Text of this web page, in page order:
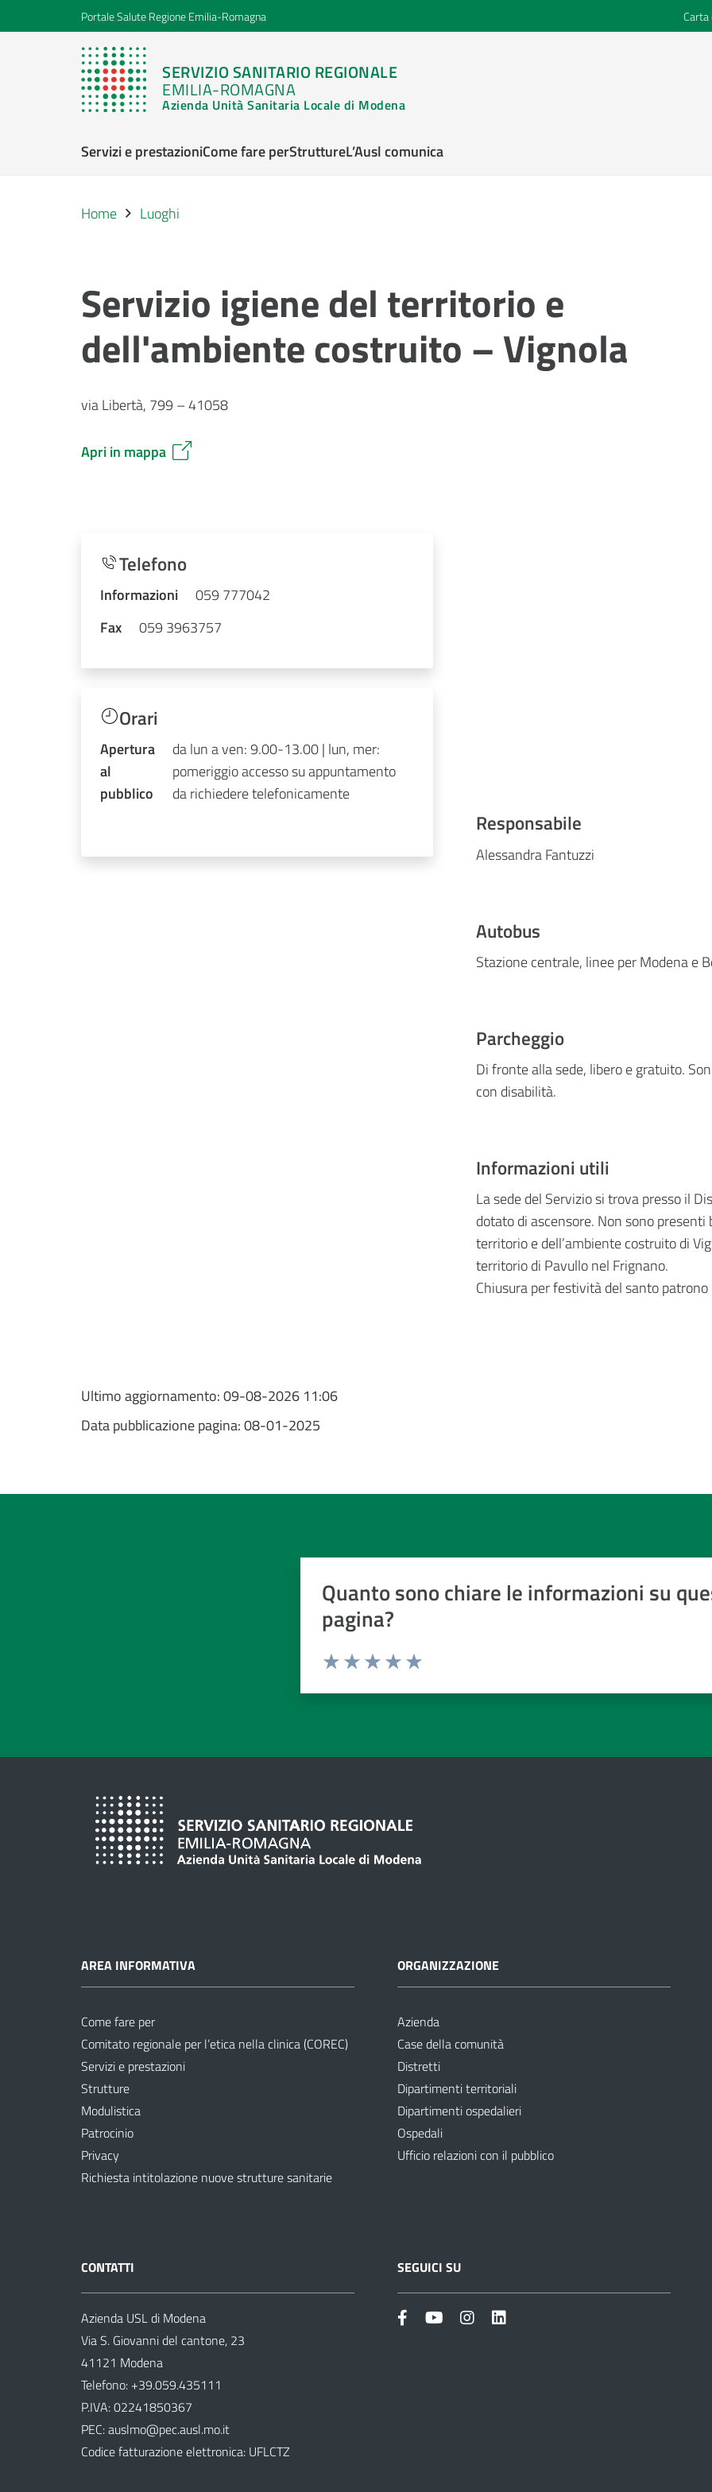
Portale Salute Regione Emilia-Romagna Carta
SERVIZIO SANITARIO REGIONALE
EMILIA-ROMAGNA
Azienda Unità Sanitaria Locale di Modena
Servizi e prestazioniCome fare perStruttureL’Ausl comunica
Home Luoghi
Servizio igiene del territorio e
dell'ambiente costruito – Vignola
via Libertà, 799 – 41058
Apri in mappa
Telefono
Informazioni
059 777042
Fax
059 3963757
Orari
Apertura
al
pubblico
da lun a ven: 9.00-13.00 | lun, mer:
pomeriggio accesso su appuntamento
da richiedere telefonicamente
Responsabile
Alessandra Fantuzzi
Autobus
Stazione centrale, linee per Modena e
Parcheggio
Di fronte alla sede, libero e gratuito.
con disabilità.
Informazioni utili
La sede del Servizio si trova presso il
dotato di ascensore. Non sono
territorio e dell’ambiente costruito di
territorio di Pavullo nel Frignano.
Chiusura per festività del santo
Ultimo aggiornamento:09-08-2026 11:06
Data pubblicazione pagina:08-01-2025
Quanto sono chiare le informazioni su
pagina?
Valuta da 1 a 5 stelle
AREA INFORMATIVA
Come fare per
Comitato regionale per l’etica nella clinica (COREC)
Servizi e prestazioni
Strutture
Modulistica
Patrocinio
Privacy
Richiesta intitolazione nuove strutture sanitarie
ORGANIZZAZIONE
Azienda
Case della comunità
Distretti
Dipartimenti territoriali
Dipartimenti ospedalieri
Ospedali
Ufficio relazioni con il pubblico
CONTATTI
Azienda USL di Modena
Via S. Giovanni del cantone, 23
41121 Modena
Telefono: +39.059.435111
P.IVA: 02241850367
PEC:auslmo@pec.ausl.mo.it
Codice fatturazione elettronica: UFLCTZ
SEGUICI SU